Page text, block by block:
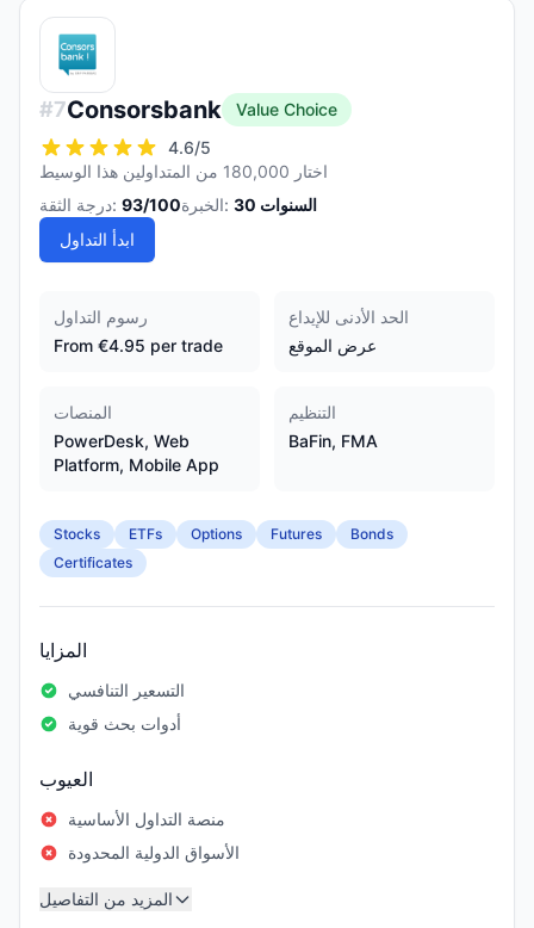
#7Consorsbank
Value Choice
4.6/5
اختار 180,000 من المتداولين هذا الوسيط
درجة الثقة: 93/100 الخبرة: 30 السنوات
ابدأ التداول
رسوم التداول
From €4.95 per trade
الحد الأدنى للإيداع
عرض الموقع
المنصات
PowerDesk, Web
Platform, Mobile App
التنظيم
BaFin, FMA
Stocks ETFs Options Futures
Bonds
Certificates
المزايا
التسعير التنافسي
أدوات بحث قوية
العيوب
منصة التداول الأساسية
الأسواق الدولية المحدودة
المزيد من التفاصيل